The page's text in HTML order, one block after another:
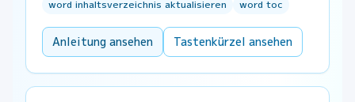
word inhaltsverzeichnis aktualisieren
word toc
Anleitung ansehen Tastenkürzel ansehen